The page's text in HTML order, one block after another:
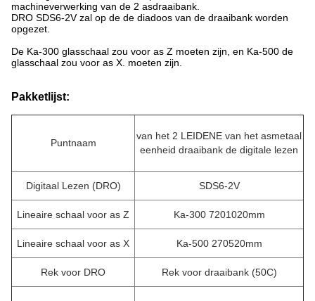
machineverwerking van de 2 asdraaibank.
DRO SDS6-2V zal op de de diadoos van de draaibank worden
opgezet.
De Ka-300 glasschaal zou voor as Z moeten zijn, en Ka-500 de
glasschaal zou voor as X. moeten zijn.
Pakketlijst:
Puntnaam
van het 2 LEIDENE van het asmetaal
eenheid draaibank de digitale lezen
Digitaal Lezen (DRO) SDS6-2V
Lineaire schaal voor as Z Ka-300 7201020mm
Lineaire schaal voor as X Ka-500 270520mm
Rek voor DRO Rek voor draaibank (50C)